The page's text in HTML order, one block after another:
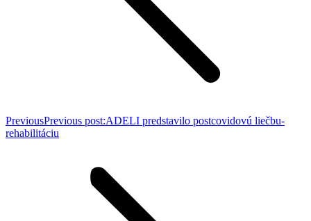
PreviousPrevious post:ADELI predstavilo postcovidovú liečbu-
rehabilitáciu